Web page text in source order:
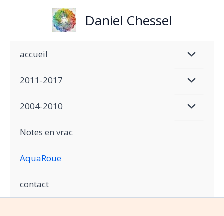
Daniel Chessel
accueil
2011-2017
2004-2010
Notes en vrac
AquaRoue
contact